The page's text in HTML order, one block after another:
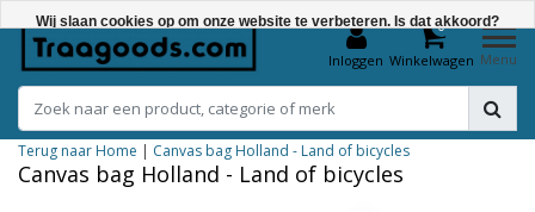
Inloggen
0
Winkelwagen Menu
Terug naar Home | Canvas bag Holland - Land of bicycles
Canvas bag Holland - Land of bicycles
Wij slaan cookies op om onze website te verbeteren. Is dat akkoord?
Nee
Meer over cookies »